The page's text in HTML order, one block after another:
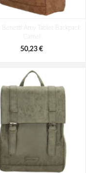
Benetti Amy Tablet Backpack
Camel
50,23 €